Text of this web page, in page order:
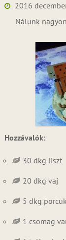
2016
Nálunk
Hozzávalók:
30 dkg liszt
20 dkg vaj
5 dkg
1 csomag